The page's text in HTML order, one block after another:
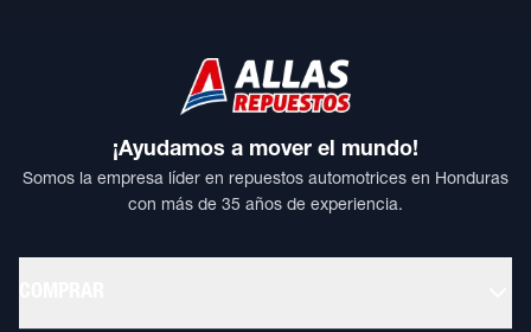
¡Ayudamos a mover el mundo!
Somos la empresa líder en repuestos automotrices en Honduras
con más de 35 años de experiencia.